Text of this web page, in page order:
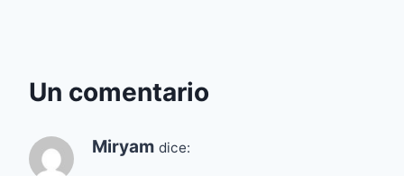
Un comentario
Miryam dice: